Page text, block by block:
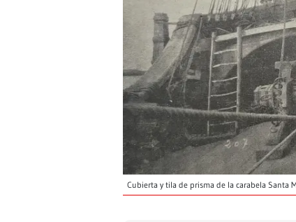
Cubierta y tila de prisma de la carabela Santa